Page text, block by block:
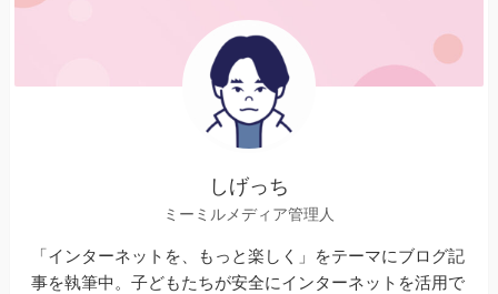
しげっち
ミーミルメディア管理人
「インターネットを、もっと楽しく」をテーマにブログ記
事を執筆中。子どもたちが安全にインターネットを活用で